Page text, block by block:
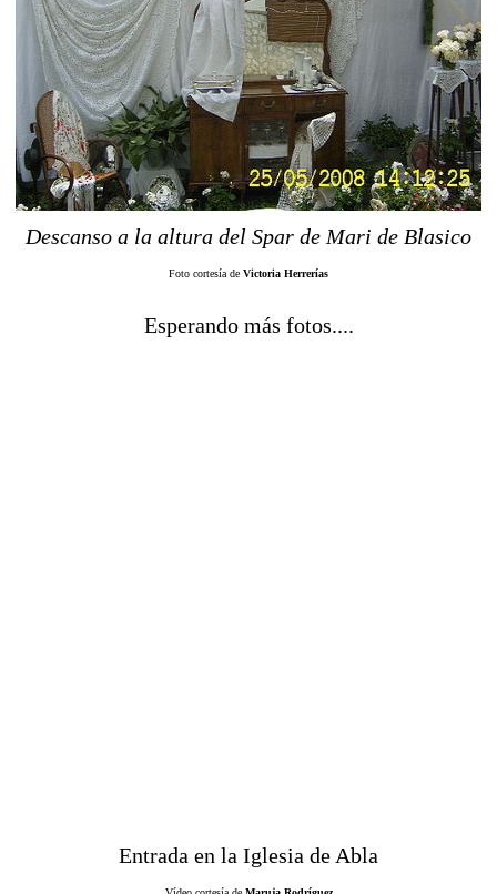
Descanso a la altura del Spar de Mari de Blasico
Foto cortesía de Victoria Herrerías
Esperando más fotos....
Entrada en la Iglesia de Abla